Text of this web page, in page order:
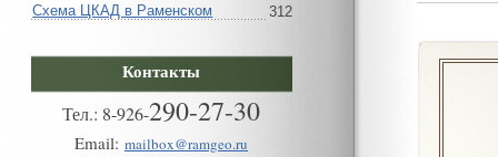
Схема ЦКАД в Раменском
312
Контакты
Тел.: 8-926-290-27-30
Email: mailbox@ramgeo.ru